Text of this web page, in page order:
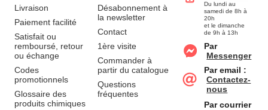
Livraison
Paiement facilité
Satisfait ou
remboursé, retour
ou échange
Codes
promotionnels
Glossaire des
produits chimiques
Désabonnement à
la newsletter
Contact
1ère visite
Commander à
partir du catalogue
Questions
fréquentes
Du lundi au
samedi de 8h à
20h
et le dimanche
de 9h à 13h
Par
Messenger
Par email :
Contactez-
nous
Par courrier